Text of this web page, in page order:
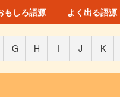
もしろ語源 よく出る語源
G H I J K